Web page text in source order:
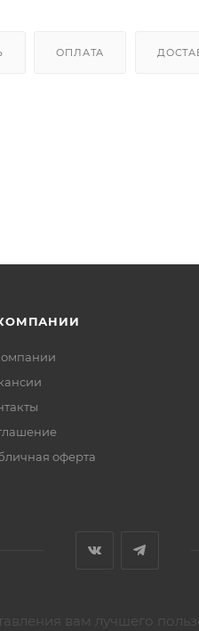
ОПЛАТА
оферта
вам лучшего